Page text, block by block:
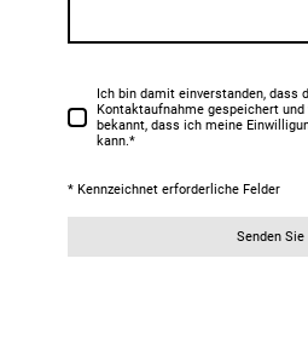
Ich bin damit einverstanden, dass
Kontaktaufnahme gespeichert
bekannt, dass ich meine
kann.*
* Kennzeichnet erforderliche Felder
Senden Sie